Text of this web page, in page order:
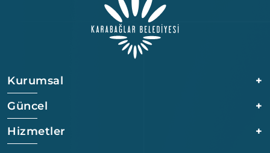
Kurumsal
+
Güncel
+
Hizmetler
+